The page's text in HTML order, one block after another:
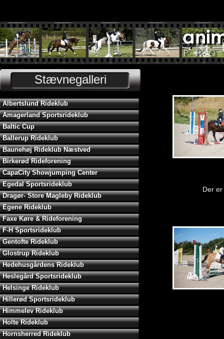
Stævnegalleri
Albertslund Rideklub
Amagerland Sportsrideklub
Baltic Cup
Ballerup Rideklub
Baunehøj Rideklub Næstved
Birkerød Rideforening
CapaCity Showjumping Center
Egedal Sportsrideklub
Dragør- Store Magleby Rideklub
Egene Rideklub
Faxe Køre & Rideforening
F-H Sportsrideklub
Gentofte Rideklub
Glostrup Rideklub
Hedehusgårdens Rideklub
Heslegård Sportsrideklub
Helsinge Rideklub
Hillerød Sportsrideklub
Himmelev Rideklub
Holte Rideklub
Hornsherred Rideklub
Der